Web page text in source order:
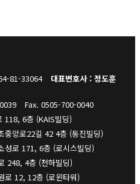
81-33064
대표변호사 : 정도훈
Fax. 0505-700-0040
118, 6층 (KAIS빌딩)
중앙로22길 42 4층 (동진빌딩)
성로 171, 6층 (로시스빌딩)
248, 4층 (천하빌딩)
로 12, 12층 (로윈타워)